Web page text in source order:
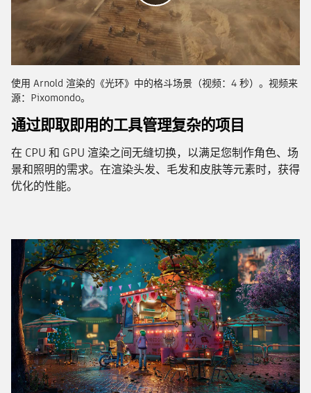
使用 Arnold 渲染的《光环》中的格斗场景（视频：4 秒）。视频来
源：Pixomondo。
通过即取即用的工具管理复杂的项目
在 CPU 和 GPU 渲染之间无缝切换，以满足您制作角色、场
景和照明的需求。在渲染头发、毛发和皮肤等元素时，获得
优化的性能。